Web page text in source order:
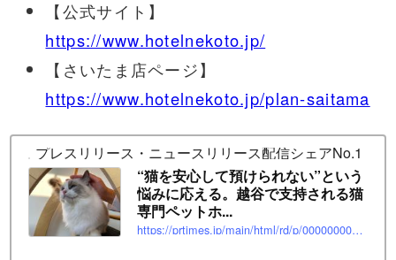
【公式サイト】
https://www.hotelnekoto.jp/
【さいたま店ページ】
https://www.hotelnekoto.jp/plan-saitama
プレスリリース・ニュースリリース配信シェアNo.1｜
“猫を安心して預けられない”という
悩みに応える。越谷で支持される猫
専門ペットホ...
https://prtimes.jp/main/html/rd/p/000000006.000095618.html